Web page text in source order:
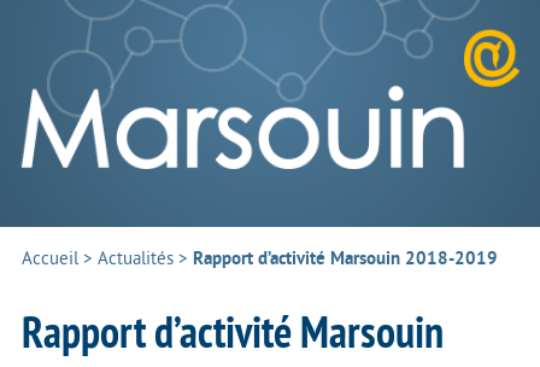
Accueil> Actualités > Rapport d’activité Marsouin 2018-2019
Rapport d’activité Marsouin